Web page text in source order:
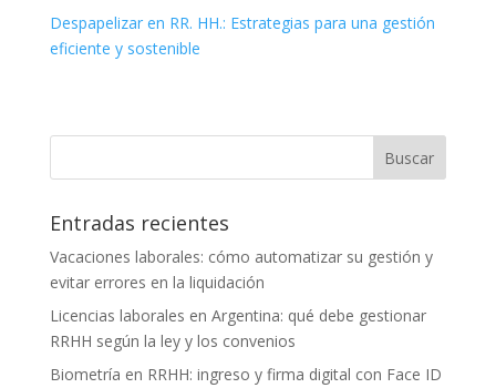
Despapelizar en RR. HH.: Estrategias para una gestión
eficiente y sostenible
Entradas recientes
Vacaciones laborales: cómo automatizar su gestión y
evitar errores en la liquidación
Licencias laborales en Argentina: qué debe gestionar
RRHH según la ley y los convenios
Biometría en RRHH: ingreso y firma digital con Face ID